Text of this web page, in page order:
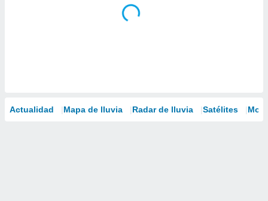
Actualidad Mapa de lluvia Radar de lluvia Satélites